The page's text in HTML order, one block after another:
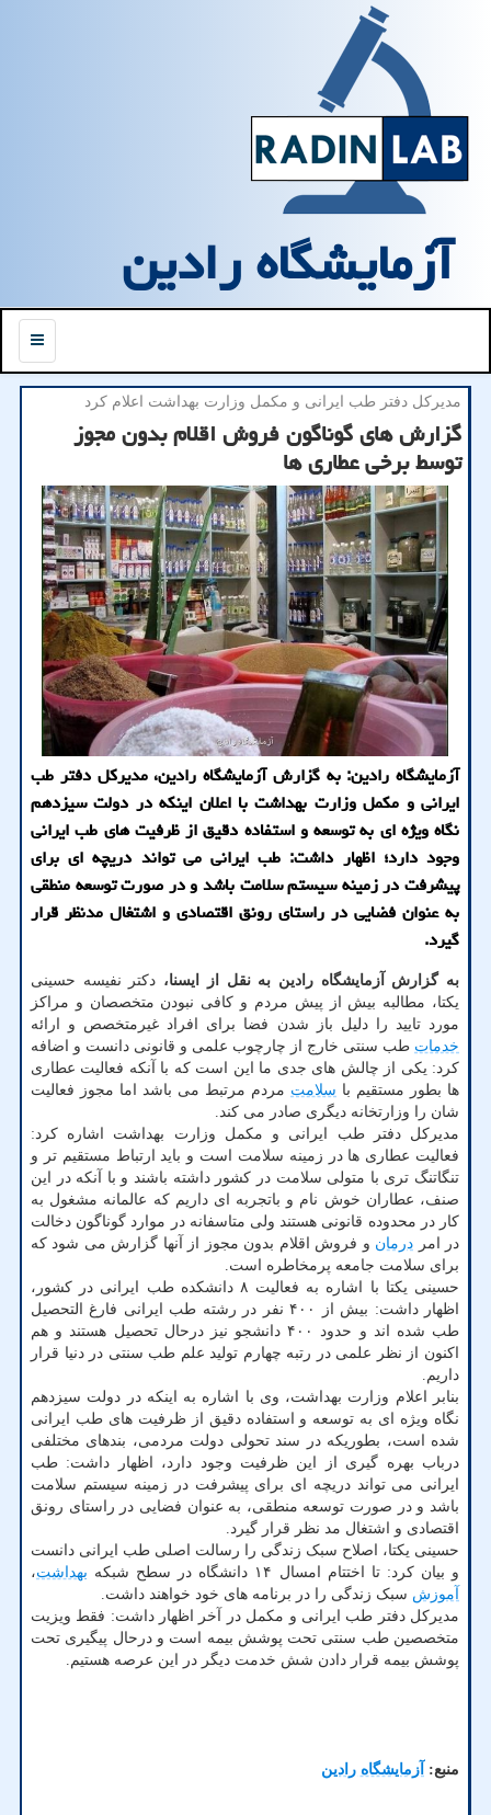
آزمایشگاه رادین
منو
مدیركل دفتر طب ایرانی و مكمل وزارت بهداشت اعلام كرد
گزارش های گوناگون فروش اقلام بدون مجوز
توسط برخی عطاری ها
آزمایشگاه رادین: به گزارش آزمایشگاه رادین، مدیرکل دفتر طب
ایرانی و مکمل وزارت بهداشت با اعلان اینکه در دولت سیزدهم
نگاه ویژه ای به توسعه و استفاده دقیق از ظرفیت های طب ایرانی
وجود دارد؛ اظهار داشت: طب ایرانی می تواند دریچه ای برای
پیشرفت در زمینه سیستم سلامت باشد و در صورت توسعه منطقی
به عنوان فضایی در راستای رونق اقتصادی و اشتغال مدنظر قرار
گیرد.
به گزارش آزمایشگاه رادین به نقل از ایسنا، دکتر نفیسه حسینی
یکتا، مطالبه بیش از پیش مردم و کافی نبودن متخصصان و مراکز
مورد تایید را دلیل باز شدن فضا برای افراد غیرمتخصص و ارائه
خدمات طب سنتی خارج از چارچوب علمی و قانونی دانست و اضافه
کرد: یکی از چالش های جدی ما این است که با آنکه فعالیت عطاری
ها بطور مستقیم با سلامت مردم مرتبط می باشد اما مجوز فعالیت
شان را وزارتخانه دیگری صادر می کند.
مدیرکل دفتر طب ایرانی و مکمل وزارت بهداشت اشاره کرد:
فعالیت عطاری ها در زمینه سلامت است و باید ارتباط مستقیم تر و
تنگاتنگ تری با متولی سلامت در کشور داشته باشند و با آنکه در این
صنف، عطاران خوش نام و باتجربه ای داریم که عالمانه مشغول به
کار در محدوده قانونی هستند ولی متاسفانه در موارد گوناگون دخالت
در امر درمان و فروش اقلام بدون مجوز از آنها گزارش می شود که
برای سلامت جامعه پرمخاطره است.
حسینی یکتا با اشاره به فعالیت ۸ دانشکده طب ایرانی در کشور،
اظهار داشت: بیش از ۴۰۰ نفر در رشته طب ایرانی فارغ التحصیل
طب شده اند و حدود ۴۰۰ دانشجو نیز درحال تحصیل هستند و هم
اکنون از نظر علمی در رتبه چهارم تولید علم طب سنتی در دنیا قرار
داریم.
بنابر اعلام وزارت بهداشت، وی با اشاره به اینکه در دولت سیزدهم
نگاه ویژه ای به توسعه و استفاده دقیق از ظرفیت های طب ایرانی
شده است، بطوریکه در سند تحولی دولت مردمی، بندهای مختلفی
درباب بهره گیری از این ظرفیت وجود دارد، اظهار داشت: طب
ایرانی می تواند دریچه ای برای پیشرفت در زمینه سیستم سلامت
باشد و در صورت توسعه منطقی، به عنوان فضایی در راستای رونق
اقتصادی و اشتغال مد نظر قرار گیرد.
حسینی یکتا، اصلاح سبک زندگی را رسالت اصلی طب ایرانی دانست
و بیان کرد: تا اختتام امسال ۱۴ دانشگاه در سطح شبکه
بهداشت،
آموزش سبک زندگی را در برنامه های خود خواهند داشت.
مدیرکل دفتر طب ایرانی و مکمل در آخر اظهار داشت: فقط ویزیت
متخصصین طب سنتی تحت پوشش بیمه است و درحال پیگیری تحت
پوشش بیمه قرار دادن شش خدمت دیگر در این عرصه هستیم.
منبع: آزمایشگاه رادین